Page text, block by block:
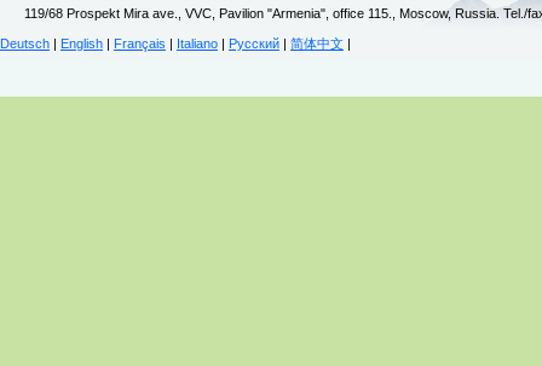
119/68 Prospekt Mira ave., VVC, Pavilion "Armenia", office 115., Moscow, Russia. Tel./
Deutsch English Français Italiano Русский 简体中文